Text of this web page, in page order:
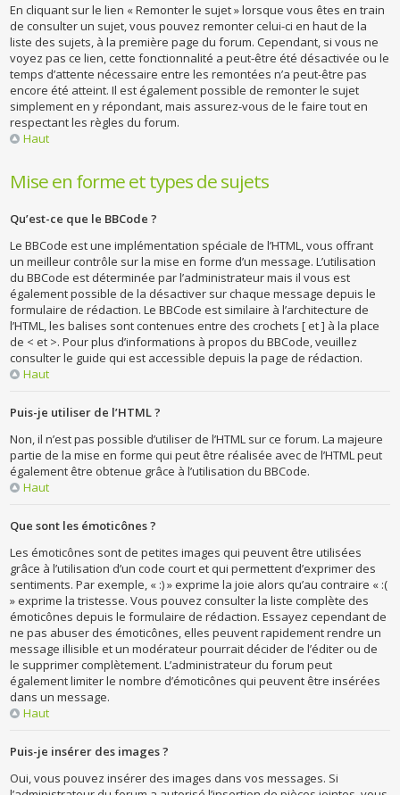
En cliquant sur le lien « Remonter le sujet » lorsque vous êtes en train
de consulter un sujet, vous pouvez remonter celui-ci en haut de la
liste des sujets, à la première page du forum. Cependant, si vous ne
voyez pas ce lien, cette fonctionnalité a peut-être été désactivée ou le
temps d’attente nécessaire entre les remontées n’a peut-être pas
encore été atteint. Il est également possible de remonter le sujet
simplement en y répondant, mais assurez-vous de le faire tout en
respectant les règles du forum.
Haut
Mise en forme et types de sujets
Qu’est-ce que le BBCode ?
Le BBCode est une implémentation spéciale de l’HTML, vous offrant
un meilleur contrôle sur la mise en forme d’un message. L’utilisation
du BBCode est déterminée par l’administrateur mais il vous est
également possible de la désactiver sur chaque message depuis le
formulaire de rédaction. Le BBCode est similaire à l’architecture de
l’HTML, les balises sont contenues entre des crochets [ et ] à la place
de < et >. Pour plus d’informations à propos du BBCode, veuillez
consulter le guide qui est accessible depuis la page de rédaction.
Haut
Puis-je utiliser de l’HTML ?
Non, il n’est pas possible d’utiliser de l’HTML sur ce forum. La majeure
partie de la mise en forme qui peut être réalisée avec de l’HTML peut
également être obtenue grâce à l’utilisation du BBCode.
Haut
Que sont les émoticônes ?
Les émoticônes sont de petites images qui peuvent être utilisées
grâce à l’utilisation d’un code court et qui permettent d’exprimer des
sentiments. Par exemple, « :) » exprime la joie alors qu’au contraire « :(
» exprime la tristesse. Vous pouvez consulter la liste complète des
émoticônes depuis le formulaire de rédaction. Essayez cependant de
ne pas abuser des émoticônes, elles peuvent rapidement rendre un
message illisible et un modérateur pourrait décider de l’éditer ou de
le supprimer complètement. L’administrateur du forum peut
également limiter le nombre d’émoticônes qui peuvent être insérées
dans un message.
Haut
Puis-je insérer des images ?
Oui, vous pouvez insérer des images dans vos messages. Si